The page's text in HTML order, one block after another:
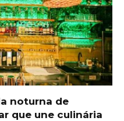
noturna de
que une culinária